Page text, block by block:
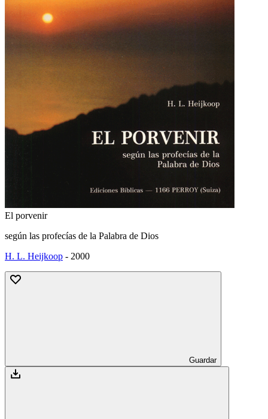
El porvenir
según las profecías de la Palabra de Dios
H. L. Heijkoop - 2000
Guardar